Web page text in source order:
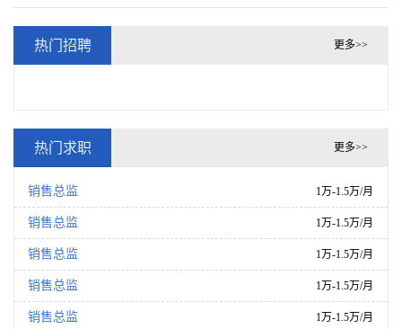
热门招聘 更多>>
热门求职 更多>>
销售总监 1万-1.5万/月
销售总监 1万-1.5万/月
销售总监 1万-1.5万/月
销售总监 1万-1.5万/月
销售总监 1万-1.5万/月